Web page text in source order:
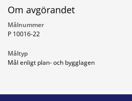
Om avgörandet
Målnummer
P 10016-22
Måltyp
Mål enligt plan- och bygglagen